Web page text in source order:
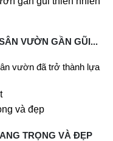
VƯỜN GẦN GŨI...
vườn đã trở thành lựa
TRỌNG VÀ ĐẸP